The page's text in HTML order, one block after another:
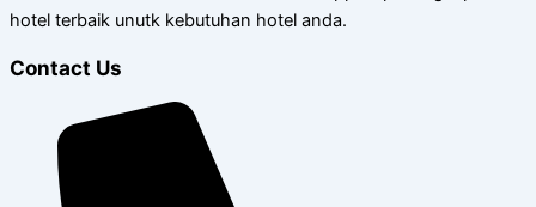
hotel terbaik unutk kebutuhan hotel anda.
Contact Us